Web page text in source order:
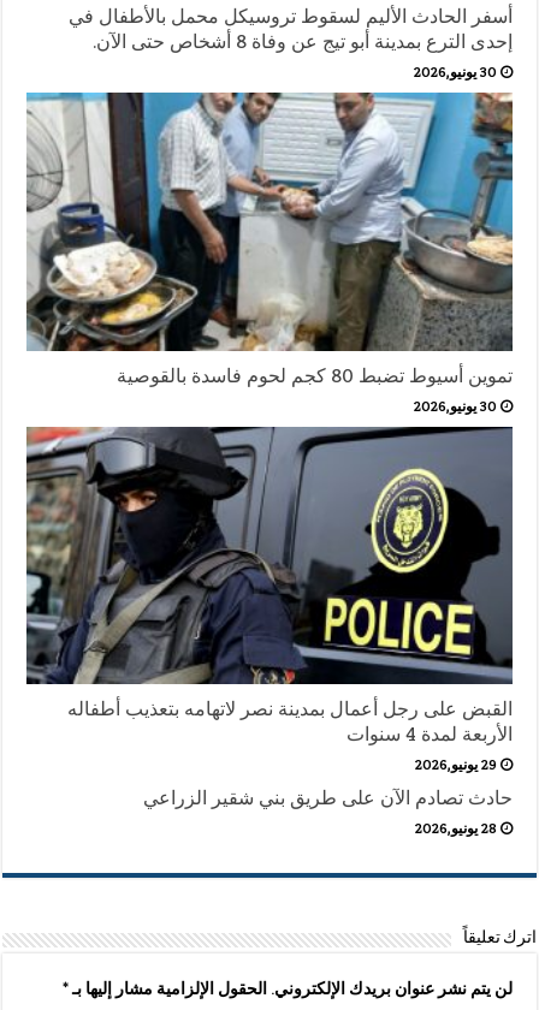
أسفر الحادث الأليم لسقوط تروسيكل محمل بالأطفال في
إحدى الترع بمدينة أبو تيج عن وفاة 8 أشخاص حتى الآن.
30 يونيو,2026
تموين أسيوط تضبط 80 كجم لحوم فاسدة بالقوصية
30 يونيو,2026
القبض على رجل أعمال بمدينة نصر لاتهامه بتعذيب أطفاله
الأربعة لمدة 4 سنوات
29 يونيو,2026
حادث تصادم الآن على طريق بني شقير الزراعي
28 يونيو,2026
اترك تعليقاً
لن يتم نشر عنوان بريدك الإلكتروني. الحقول الإلزامية مشار إليها بـ*